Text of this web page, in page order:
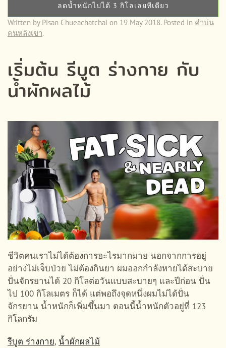
ลดน้ำหนักไปได้ 3 กิโลเลยทีเดียว
Written by Pisan Chueachatchai on 19 May 2018. Posted in คำบ่น
ฅนหลังเขา.
เริ่มต้น รีบูต ร่างกาย กับ
น้ำผักผลไม้
ชีวิตคนเราไม่ได้ต้องการอะไรมากมาย นอกจากการอยู่
อย่างไม่เจ็บป่วย ไม่ต้องกินยา ผมออกกำลังหายได้สะบาย
ปั่นจักรยานได้ 20 กิโลต่อวันแบบสะบายๆ และปีก่อน ปั่น
ไป 100 กิโลเมตร ก็ได้ แต่พอถึงจุดหนึ่งผมไม่ได้ปั่น
จักรยาน น้ำหนักก็เพิ่มขึ้นมา ตอนนี้น้ำหนักตัวอยู่ที่ 123
กิโลกรัม
รีบูต ร่างกาย, น้ำผักผลไม้